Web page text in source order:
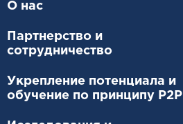
О нас
Партнерство и
сотрудничество
Укрепление потенциала и
обучение по принципу P2P